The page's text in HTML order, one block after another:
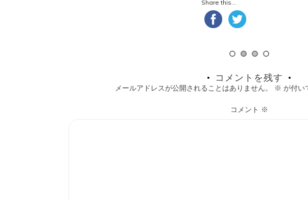
コメントを残す
メールアドレスが公開されることはありません。 ※ が付い
コメント ※